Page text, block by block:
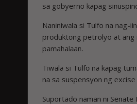
sa gobyerno kapag
Naniniwala si Tulfo na nag-
produktong petrolyo at ang
pamahalaan.
Tiwala si Tulfo na kapag
na sa suspensyon ng
Suportado naman ni